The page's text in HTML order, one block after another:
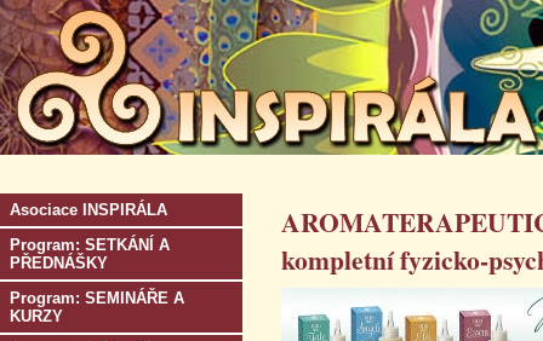
Asociace INSPIRÁLA
Program: SETKÁNÍ A
PŘEDNÁŠKY
Program: SEMINÁŘE A
KURZY
kompletní fyzicko-